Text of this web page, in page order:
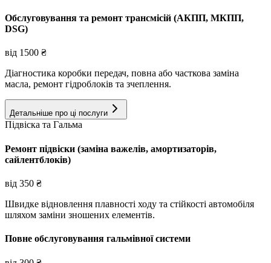
Обслуговування та ремонт трансмісій (АКПП, МКПП,
DSG)
від 1500 ₴
Діагностика коробки передач, повна або часткова заміна
масла, ремонт гідроблоків та зчеплення.
Детальніше про ці послуги
Підвіска та Гальма
Ремонт підвіски (заміна важелів, амортизаторів,
сайлентблоків)
від 350 ₴
Швидке відновлення плавності ходу та стійкості автомобіля
шляхом заміни зношених елементів.
Повне обслуговування гальмівної системи